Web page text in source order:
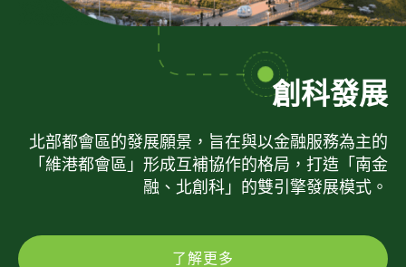
創科發展
北部都會區的發展願景，旨在與以金融服務為主的
「維港都會區」形成互補協作的格局，打造「南金
融、北創科」的雙引擎發展模式。
了解更多